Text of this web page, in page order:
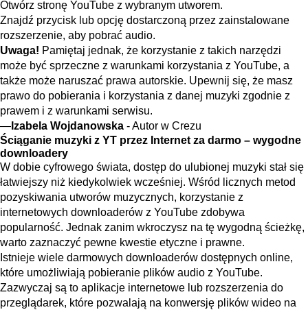
Otwórz stronę YouTube z wybranym utworem.
Znajdź przycisk lub opcję dostarczoną przez zainstalowane
rozszerzenie, aby pobrać audio.
Uwaga! Pamiętaj jednak, że korzystanie z takich narzędzi
może być sprzeczne z warunkami korzystania z YouTube, a
także może naruszać prawa autorskie. Upewnij się, że masz
prawo do pobierania i korzystania z danej muzyki zgodnie z
prawem i z warunkami serwisu.
Izabela Wojdanowska - Autor w Crezu
Ściąganie muzyki z YT przez Internet za darmo – wygodne
downloadery
W dobie cyfrowego świata, dostęp do ulubionej muzyki stał się
łatwiejszy niż kiedykolwiek wcześniej. Wśród licznych metod
pozyskiwania utworów muzycznych, korzystanie z
internetowych downloaderów z YouTube zdobywa
popularność. Jednak zanim wkroczysz na tę wygodną ścieżkę,
warto zaznaczyć pewne kwestie etyczne i prawne.
Istnieje wiele darmowych downloaderów dostępnych online,
które umożliwiają pobieranie plików audio z YouTube.
Zazwyczaj są to aplikacje internetowe lub rozszerzenia do
przeglądarek, które pozwalają na konwersję plików wideo na